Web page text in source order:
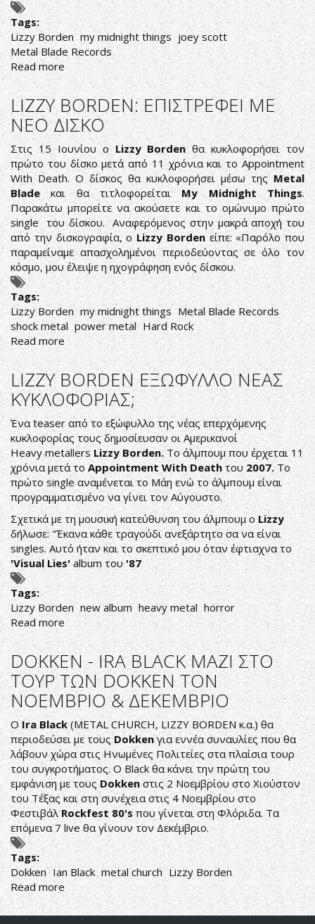
Tags:
Lizzy Borden my midnight things joey scott
Metal Blade Records
Read more about
GOOD
BUT
NOT
ΕNOUGH
LIZZY BORDEN: ΕΠΙΣΤΡΕΦΕΙ ΜΕ
ΝΕΟ ΔΙΣΚΟ
Στις 15 Ιουνίου οLizzy Borden θα κυκλοφορήσει τον
πρώτο του δίσκο μετά από 11 χρόνια και το Appointment
With Death. Ο δίσκος θα κυκλοφορήσει μέσω τηςMetal
Bladeκαι θα τιτλοφορείται My Midnight Things.
Παρακάτω μπορείτε να ακούσετε και το ομώνυμο πρώτο
single του δίσκου. Αναφερόμενος στην μακρά αποχή του
από την δισκογραφία, οLizzy Bordenείπε: «Παρόλο που
παραμείναμε απασχολημένοι περιοδεύοντας σε όλο τον
κόσμο, μου έλειψε η ηχογράφηση ενός δίσκου.
Tags:
Lizzy Borden my midnight things Metal Blade Records
shock metal power metal Hard Rock
Read moreabout
LIZZY
BORDEN:
ΕΠΙΣΤΡΕΦΕΙ
ΜΕ
ΝΕΟ
ΔΙΣΚΟ
LIZZY BORDEN ΕΞΩΦΥΛΛΟ ΝΕΑΣ
ΚΥΚΛΟΦΟΡΙΑΣ;
Ένα teaser από το εξώφυλλο της νέας επερχόμενης
κυκλοφορίας τους δημοσίευσαν οι Αμερικανοί
Heavy metallers Lizzy Borden. Το άλμπουμ που έρχεται 11
χρόνια μετά το Appointment With Deathτου2007. Το
πρώτο single αναμένεται το Μάη ενώ το άλμπουμ είναι
προγραμματισμένο να γίνει τον Αύγουστο.
Σχετικά με τη μουσική κατεύθυνση του άλμπουμ ο Lizzy
δήλωσε: "Έκανα κάθε τραγούδι ανεξάρτητο σα να είναι
singles. Αυτό ήταν και το σκεπτικό μου όταν έφτιαχνα το
'Visual Lies' album του'87
Tags:
Lizzy Borden new album heavy metal horror
Read moreabout
LIZZY
BORDEN
ΕΞΩΦΥΛΛΟ
ΝΕΑΣ
ΚΥΚΛΟΦΟΡΙΑΣ;
DOKKEN - IRA BLACK ΜΑΖΙ ΣΤΟ
ΤΟΥΡ ΤΩΝ DOKKEN ΤΟΝ
ΝΟΕΜΒΡΙΟ & ΔΕΚΕΜΒΡΙΟ
Ο Ira Black (METAL CHURCH, LIZZY BORDEN κ.α.) θα
περιοδεύσει με τουςDokkenγια εννέα συναυλίες που θα
λάβουν χώρα στις Ηνωμένες Πολιτείες στα πλαίσια τουρ
του συγκροτήματος. Ο Black θα κάνει την πρώτη του
εμφάνιση με τουςDokkenστις 2 Νοεμβρίου στο Χιούστον
του Τέξας και στη συνέχεια στις 4 Νοεμβρίου στο
ΦεστιβάλRockfest 80'sπου γίνεται στη Φλόριδα. Τα
επόμενα 7 live θα γίνουν τον Δεκέμβριο.
Tags:
Dokken Ian Black metal church Lizzy Borden
Read more about
DOKKEN
-